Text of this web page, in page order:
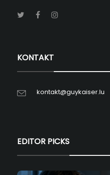
KONTAKT
kontakt@guykaiser.lu
EDITOR PICKS